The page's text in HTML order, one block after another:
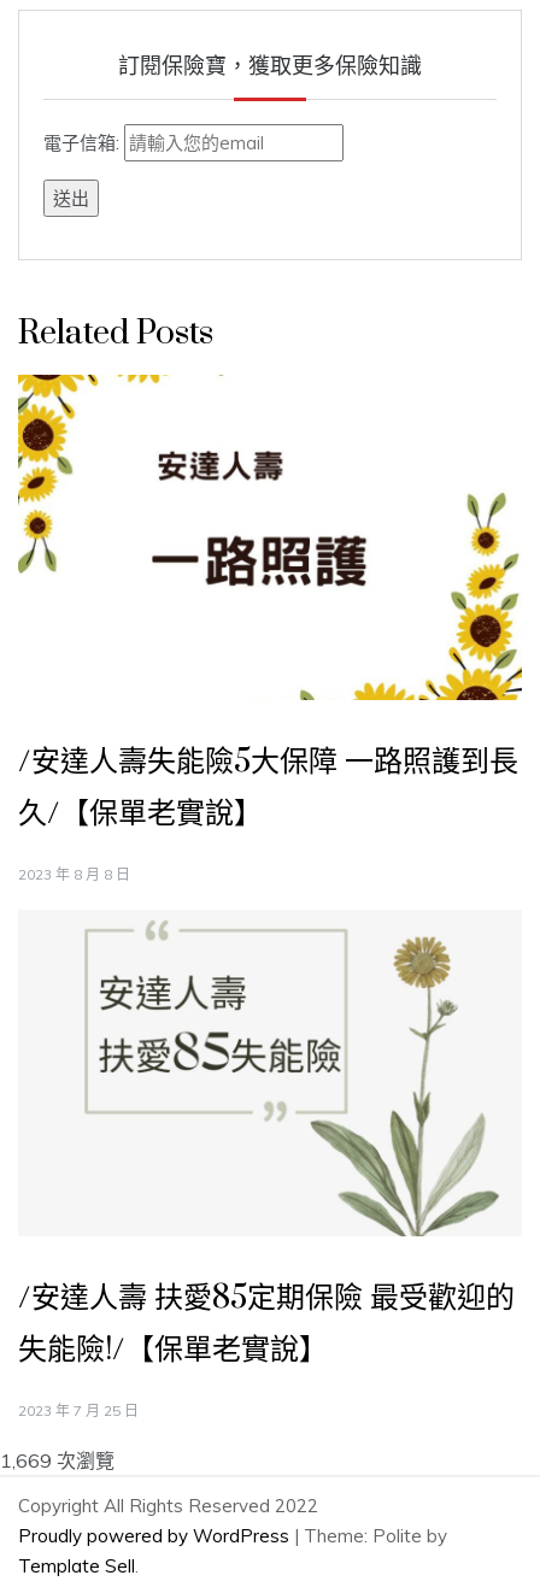
訂閱保險寶，獲取更多保險知識
電子信箱:
Related Posts
/安達人壽失能險5大保障 一路照護到長
久/【保單老實說】
2023 年 8 月 8 日
/安達人壽 扶愛85定期保險 最受歡迎的
失能險!/【保單老實說】
2023 年 7 月 25 日
1,669 次瀏覽
Copyright All Rights Reserved 2022
Proudly powered by WordPress | Theme: Polite by
Template Sell.